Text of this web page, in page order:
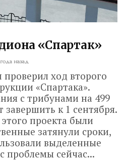
«Спартак»
назад
ход второго
«Спартака».
с трибунами на 499
к 1 сентября.
проекта были
затянули сроки,
выделенные
проблемы сейчас...